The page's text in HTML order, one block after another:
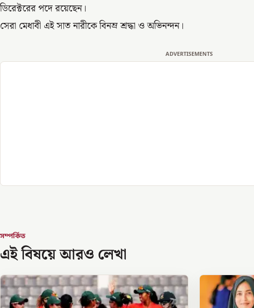
ডিরেক্টরের পদে রয়েছেন।
সেরা মেধাবী এই সাত নারীকে বিনম্র শ্রদ্ধা ও অভিনন্দন।
ADVERTISEMENTS
সম্পর্কিত
এই বিষয়ে আরও লেখা